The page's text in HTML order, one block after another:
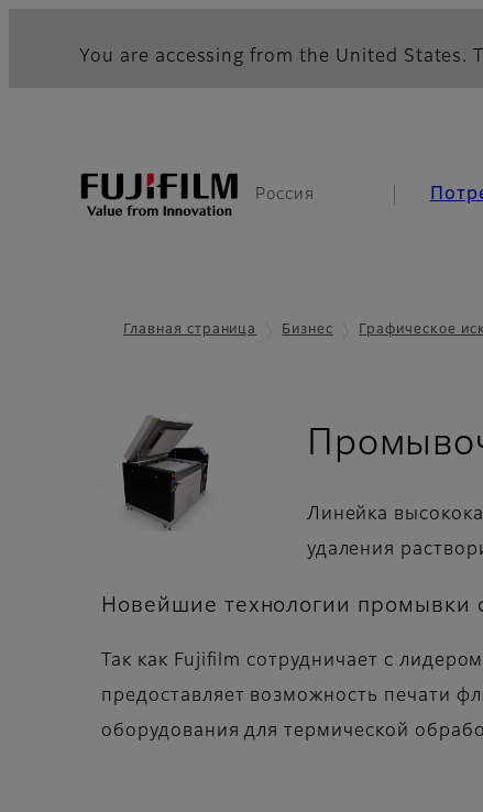
You are accessing from the United States.
Россия
Главная страница Бизнес Графическое
Линейка
удаления
Новейшие технологии промывки
Так как Fujifilm сотрудничает с
предоставляет возможность печати
оборудования для термической